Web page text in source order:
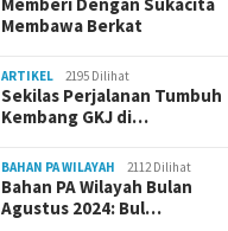
Membawa Berkat
ARTIKEL 2195 Dilihat
Sekilas Perjalanan Tumbuh
Kembang GKJ di…
BAHAN PA WILAYAH 2112 Dilihat
Bahan PA Wilayah Bulan
Agustus 2024: Bul…